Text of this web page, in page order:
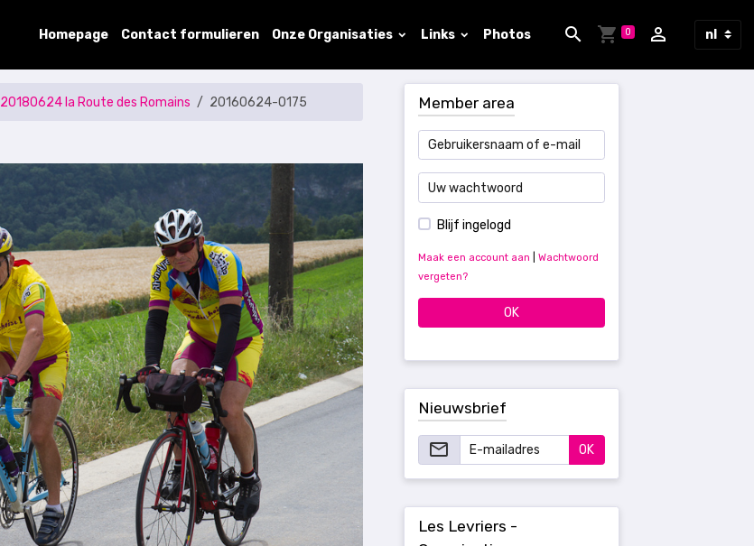
Homepage Contact formulieren Onze Organisaties Links Photos 0
20180624 la Route des Romains 20160624-0175 Member area
Blijf ingelogd
Maak een account aan
Wachtwoord
vergeten?
OK
Nieuwsbrief
OK
Les Levriers -